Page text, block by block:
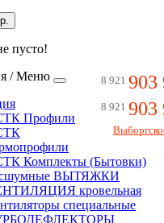
пусто!
8 921 903
8 921 903
/ Меню
Профили
Комплекты (Бытовки)
ВЫТЯЖКИ
кровельная
специальные